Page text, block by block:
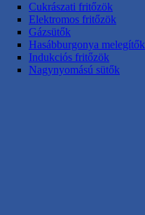
Cukrászati fritőzök
Elektromos fritőzök
Gázsütők
Hasábburgonya melegítők
Indukciós fritőzök
Nagynyomású sütők